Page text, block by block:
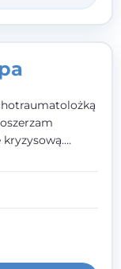
fali, łącząc
i parom w
żyć pełniej.